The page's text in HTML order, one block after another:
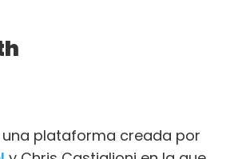
una plataforma creada por